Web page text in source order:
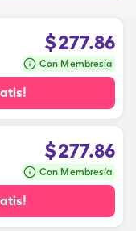
$277.86
Con Membresía
$277.86
Con Membresía